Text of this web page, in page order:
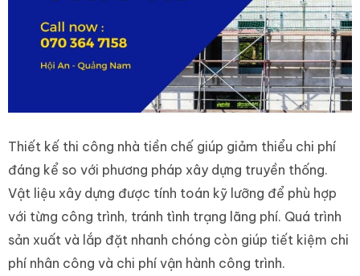
Thiết kế thi công nhà tiền chế giúp giảm thiểu chi phí
đáng kể so với phương pháp xây dựng truyền thống.
Vật liệu xây dựng được tính toán kỹ lưỡng để phù hợp
với từng công trình, tránh tình trạng lãng phí. Quá trình
sản xuất và lắp đặt nhanh chóng còn giúp tiết kiệm chi
phí nhân công và chi phí vận hành công trình.